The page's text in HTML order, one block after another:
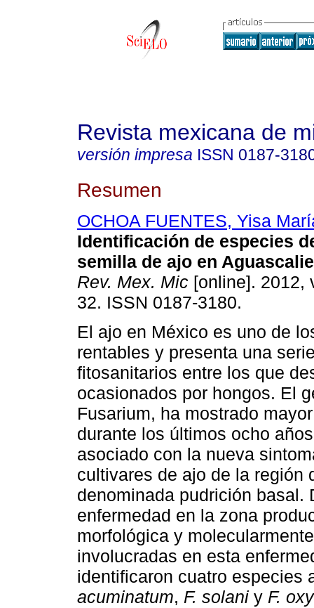
Revista mexicana de
versión impresa ISSN 0187-
Resumen
OCHOA FUENTES, Yisa
Identificación de especies
semilla de ajo en
Rev. Mex. Mic [online]. 2012,
32. ISSN 0187-3180.
El ajo en México es uno de
rentables y presenta una
fitosanitarios entre los que
ocasionados por hongos. El
Fusarium, ha mostrado
durante los últimos ocho
asociado con la nueva
cultivares de ajo de la región
denominada pudrición basal.
enfermedad en la zona
morfológica y
involucradas en esta
identificaron cuatro especies
acuminatum, F. solani y F.